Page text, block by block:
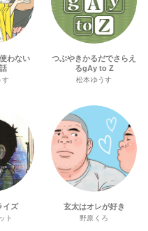
わない
す
つぶやきかるだでさらえ
るgAy to Z
松本ゆうす
イズ
ト
玄太はオレが好き
野原くろ